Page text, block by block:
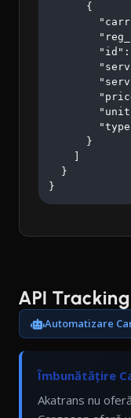
      {
"id":
      }
  }
}
API
Automatizare
Îmbunătățire
Akatrans nu